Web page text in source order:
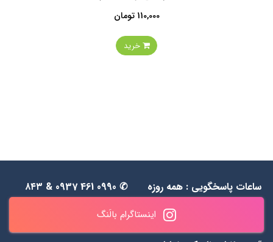
110,000 تومان
خرید
اینستاگرام بالَنگ
ساعات پاسخگویی : همه روزه
✆ 0990 461 0937 & ۸۴۳